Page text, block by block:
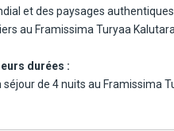
et des paysages
au Framissima Turyaa
durées :
de 4 nuits au Framissima